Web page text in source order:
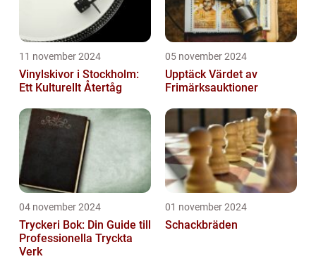
11 november 2024
Vinylskivor i Stockholm:
Ett Kulturellt Återtåg
05 november 2024
Upptäck Värdet av
Frimärksauktioner
04 november 2024
Tryckeri Bok: Din Guide till
Professionella Tryckta
Verk
01 november 2024
Schackbräden